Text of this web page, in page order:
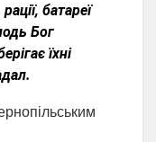
батареї
Бог
їхні